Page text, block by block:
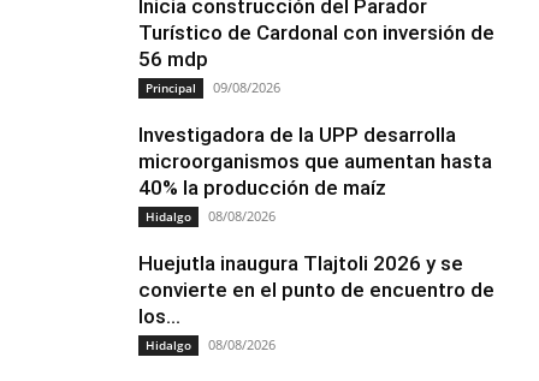
Inicia construcción del Parador
Turístico de Cardonal con inversión de
56 mdp
Principal 09/08/2026
Investigadora de la UPP desarrolla
microorganismos que aumentan hasta
40% la producción de maíz
Hidalgo 08/08/2026
Huejutla inaugura Tlajtoli 2026 y se
convierte en el punto de encuentro de
los...
Hidalgo 08/08/2026